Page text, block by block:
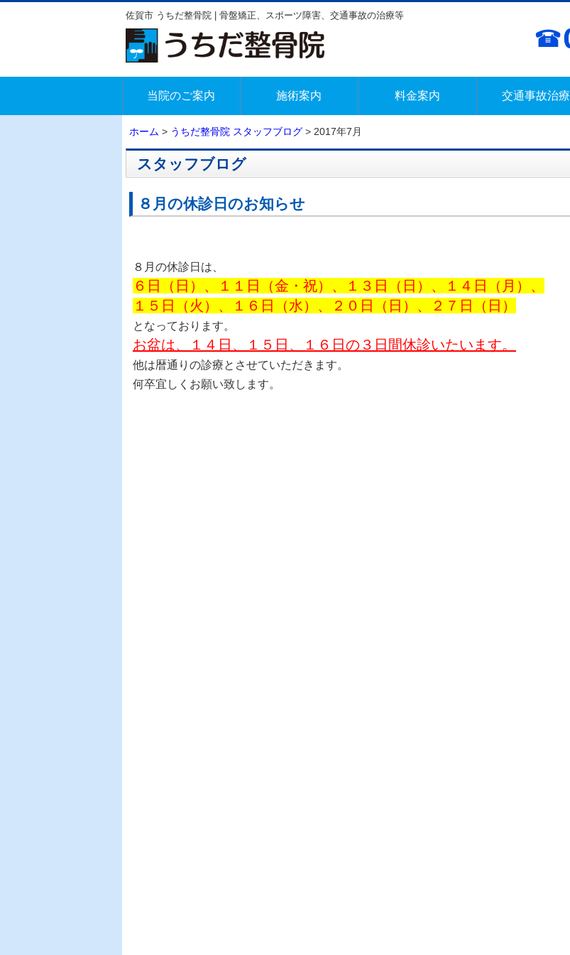
佐賀市 うちだ整骨院 | 骨盤矯正、スポーツ障害、交通事故の治療等
当院のご案内 施術案内 料金案内 交通事故治療
ホーム > うちだ整骨院 スタッフブログ > 2017年7月
スタッフブログ
８月の休診日のお知らせ
８月の休診日は、
６日（日）、１１日（金・祝）、１３日（日）、１４日（月）、
１５日（火）、１６日（水）、２０日（日）、２７日（日）
となっております。
お盆は、１４日、１５日、１６日の３日間休診いたいます。
他は暦通りの診療とさせていただきます。
何卒宜しくお願い致します。